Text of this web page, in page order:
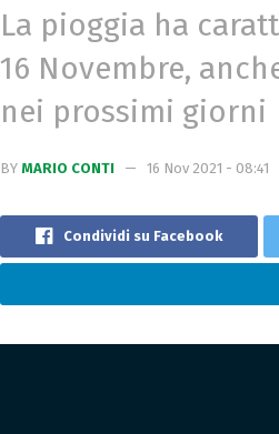
La pioggia ha
16 Novembre,
nei prossimi giorni
BY MARIO CONTI 16 Nov 2021 - 08:41
Condividi su Facebook